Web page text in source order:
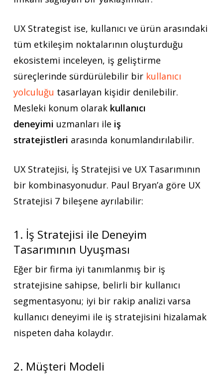
UX Strategist ise, kullanıcı ve ürün arasındaki
tüm etkileşim noktalarının oluşturduğu
ekosistemi inceleyen, iş geliştirme
süreçlerinde sürdürülebilir bir kullanıcı
yolculuğu tasarlayan kişidir denilebilir.
Mesleki konum olarak kullanıcı
deneyimi uzmanları ile iş
stratejistleri arasında konumlandırılabilir.
UX Stratejisi, İş Stratejisi ve UX Tasarımının
bir kombinasyonudur. Paul Bryan’a göre UX
Stratejisi 7 bileşene ayrılabilir:
1. İş Stratejisi ile Deneyim
Tasarımının Uyuşması
Eğer bir firma iyi tanımlanmış bir iş
stratejisine sahipse, belirli bir kullanıcı
segmentasyonu; iyi bir rakip analizi varsa
kullanıcı deneyimi ile iş stratejisini hizalamak
nispeten daha kolaydır.
2. Müşteri Modeli